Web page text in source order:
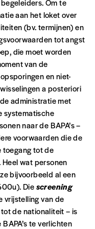
Om te
aan het loket over
(bv. termijnen) en
tot angst
die moet worden
van de
en niet-
a posteriori
administratie met
systematische
naar de BAPA’s –
voorwaarden die de
toegang tot de
wat personen
bijvoorbeeld al een
Diescreening
vrijstelling van de
de nationaliteit – is
te verlichten